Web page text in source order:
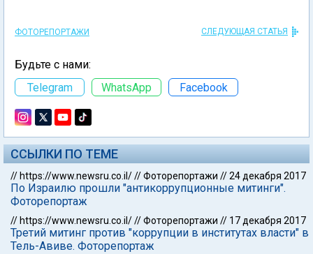
ФОТОРЕПОРТАЖИ СЛЕДУЮЩАЯ СТАТЬЯ
Будьте с нами:
Telegram
WhatsApp Facebook
ССЫЛКИ ПО ТЕМЕ
// https://www.newsru.co.il///Фоторепортажи //24 декабря 2017
По Израилю прошли "антикоррупционные митинги".
Фоторепортаж
// https://www.newsru.co.il///Фоторепортажи // 17 декабря 2017
Третий митинг против "коррупции в институтах власти" в
Тель-Авиве. Фоторепортаж